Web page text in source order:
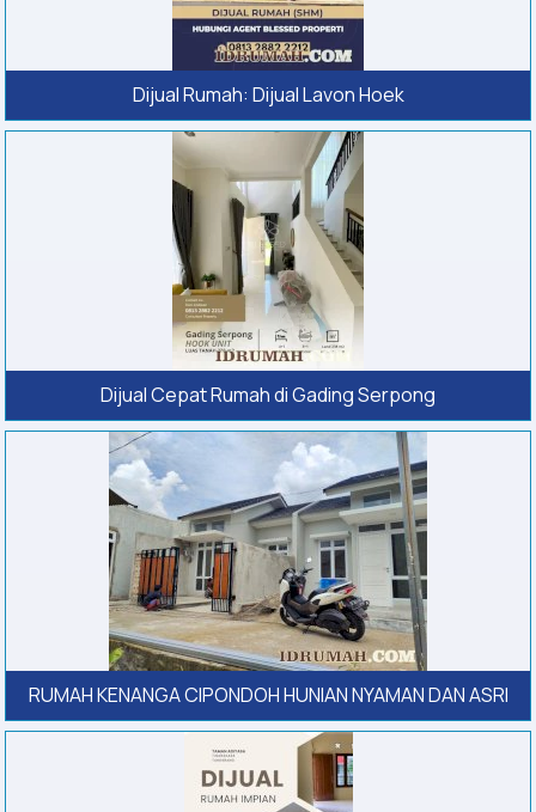
Dijual Rumah: Dijual Lavon Hoek
Dijual Cepat Rumah di Gading Serpong
RUMAH KENANGA CIPONDOH HUNIAN NYAMAN DAN ASRI